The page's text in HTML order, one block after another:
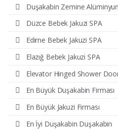
Duşakabin Zemine
Düzce Bebek Jakuzi SPA
Edirne Bebek Jakuzi SPA
Elazığ Bebek Jakuzi SPA
Elevator Hinged Shower
En Büyük Duşakabin Firması
En Büyük Jakuzi Firması
En İyi Duşakabin Duşakabin